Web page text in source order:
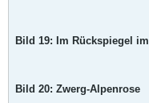
Bild 19: Im Rückspiegel
Bild 20: Zwerg-Alpenrose